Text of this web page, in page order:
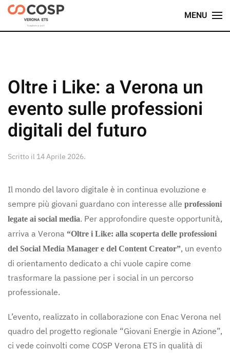
Skip
MENU
Oltre i Like: a Verona un
evento sulle professioni
digitali del futuro
Scritto il 14 Aprile 2026.
Il mondo del lavoro digitale è in continua evoluzione e
sempre più giovani guardano con interesse alle professioni
legate ai social media. Per approfondire queste opportunità,
arriva a Verona “Oltre i Like: alla scoperta delle professioni
del Social Media Manager e del Content Creator”, un evento
di orientamento dedicato a chi vuole capire come
trasformare la passione per i social in un percorso
professionale.
L’evento, realizzato in collaborazione con Enac Verona nel
quadro del progetto regionale “Giovani Energie in Azione”,
ci vede coinvolti come COSP Verona ETS in qualità di